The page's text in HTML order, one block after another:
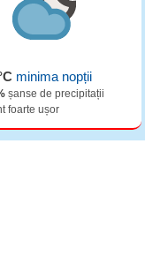
minima nopții
șanse de precipitații
foarte ușor